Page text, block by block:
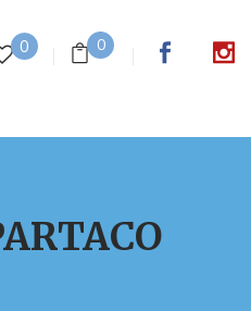
0 0